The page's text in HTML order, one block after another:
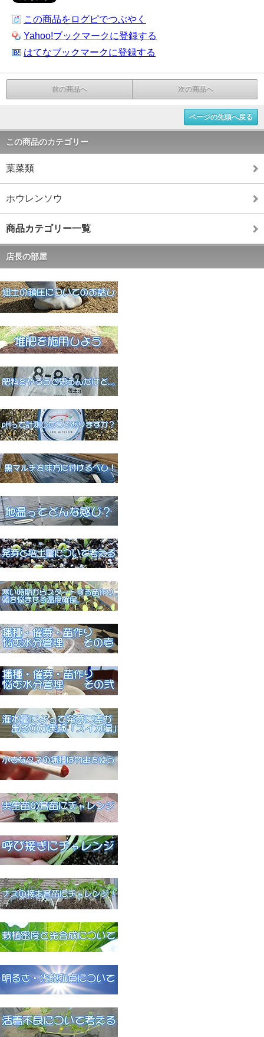
この商品をログピでつぶやく
Yahoo!ブックマークに登録する
はてなブックマークに登録する
前の商品へ 次の商品へ
ページの先頭へ戻る
この商品のカテゴリー
葉菜類
ホウレンソウ
商品カテゴリー一覧
店長の部屋